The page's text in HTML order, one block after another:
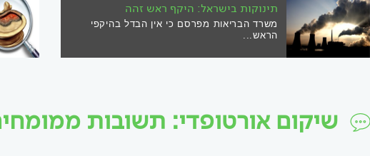
תינוקות בישראל: היקף ראש זהה
משרד הבריאות מפרסם כי אין הבדל בהיקפי
הראש...
שיקום אורטופדי: תשובות ממומחים